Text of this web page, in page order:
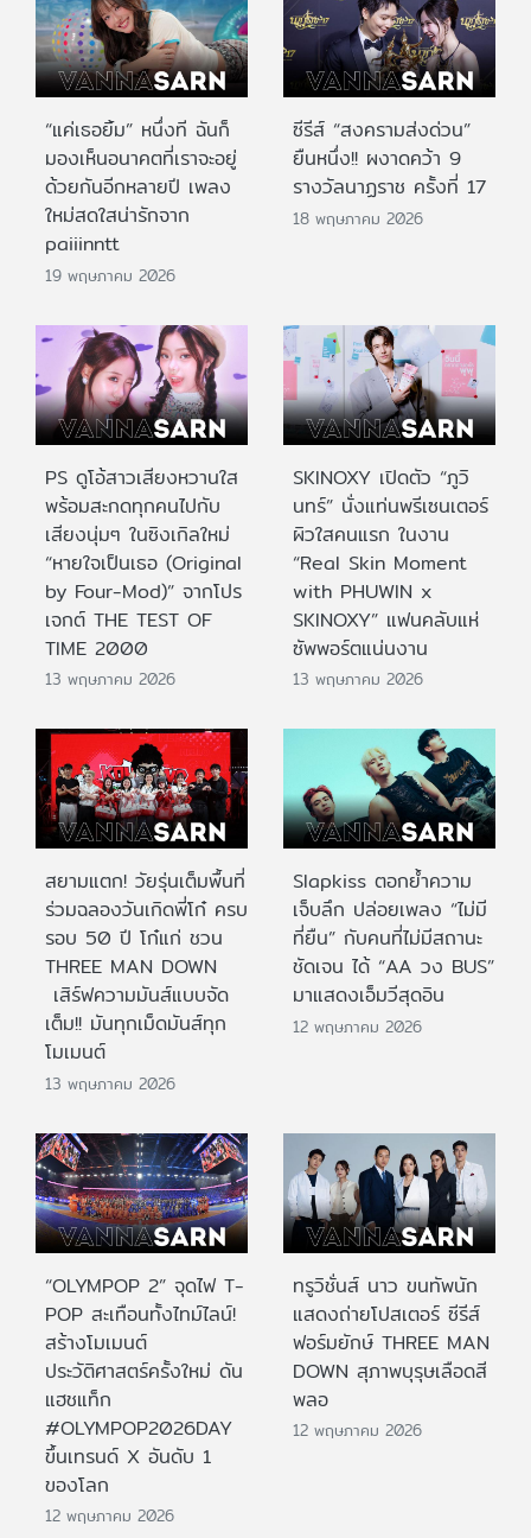
“แค่เธอยิ้ม” หนึ่งที ฉันก็
มองเห็นอนาคตที่เราจะอยู่
ด้วยกันอีกหลายปี เพลง
ใหม่สดใสน่ารักจาก
paiiinntt
19 พฤษภาคม 2026
ซีรีส์ “สงครามส่งด่วน”
ยืนหนึ่ง!! ผงาดคว้า 9
รางวัลนาฏราช ครั้งที่ 17
18 พฤษภาคม 2026
PS ดูโอ้สาวเสียงหวานใส
พร้อมสะกดทุกคนไปกับ
เสียงนุ่มๆ ในซิงเกิลใหม่
“หายใจเป็นเธอ (Original
by Four-Mod)” จากโปร
เจกต์ THE TEST OF
TIME 2000
13 พฤษภาคม 2026
SKINOXY เปิดตัว “ภูวิ
นทร์” นั่งแท่นพรีเซนเตอร์
ผิวใสคนแรก ในงาน
“Real Skin Moment
with PHUWIN x
SKINOXY” แฟนคลับแห่
ซัพพอร์ตแน่นงาน
13 พฤษภาคม 2026
สยามแตก! วัยรุ่นเต็มพื้นที่
ร่วมฉลองวันเกิดพี่โก๋ ครบ
รอบ 50 ปี โก๋แก่ ชวน
THREE MAN DOWN
เสิร์ฟความมันส์แบบจัด
เต็ม!! มันทุกเม็ดมันส์ทุก
โมเมนต์
13 พฤษภาคม 2026
Slapkiss ตอกย้ำความ
เจ็บลึก ปล่อยเพลง “ไม่มี
ที่ยืน” กับคนที่ไม่มีสถานะ
ชัดเจน ได้ “AA วง BUS”
มาแสดงเอ็มวีสุดอิน
12 พฤษภาคม 2026
“OLYMPOP 2” จุดไฟ T-
POP สะเทือนทั้งไทม์ไลน์!
สร้างโมเมนต์
ประวัติศาสตร์ครั้งใหม่ ดัน
แฮชแท็ก
#OLYMPOP2026DAY
ขึ้นเทรนด์ X อันดับ 1
ของโลก
12 พฤษภาคม 2026
ทรูวิชั่นส์ นาว ขนทัพนัก
แสดงถ่ายโปสเตอร์ ซีรีส์
ฟอร์มยักษ์ THREE MAN
DOWN สุภาพบุรุษเลือดสี
พลอ
12 พฤษภาคม 2026